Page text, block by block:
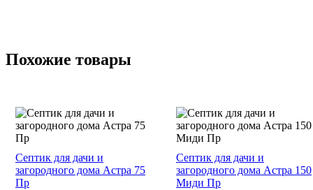
Похожие товары
Септик для дачи и
загородного дома Астра 75
Пр
Септик для дачи и
загородного дома Астра 150
Миди Пр